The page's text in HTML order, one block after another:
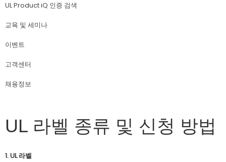
UL Product iQ 인증 검색
교육 및 세미나
이벤트
고객센터
채용정보
UL 라벨 종류 및 신청 방법
1. UL 라벨